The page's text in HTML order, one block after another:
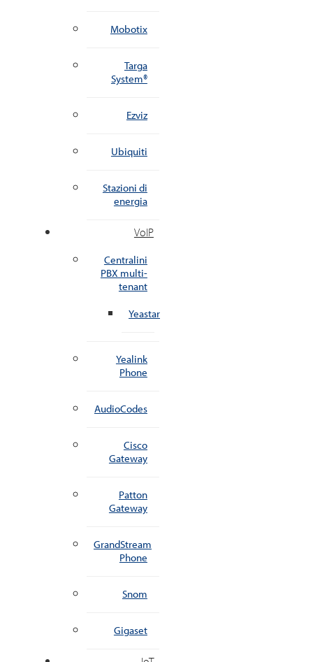
Mobotix
Targa
System®
Ezviz
Ubiquiti
Stazioni di
energia
VoIP
Centralini
PBX multi-
tenant
Yeastar
Yealink
Phone
AudioCodes
Cisco
Gateway
Patton
Gateway
GrandStream
Phone
Snom
Gigaset